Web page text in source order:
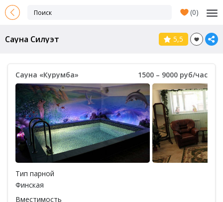
(0)
Сауна Силуэт 5,5
Сауна «Курумба» 1500 – 9000 руб/час
Тип парной
Финская
Вместимость